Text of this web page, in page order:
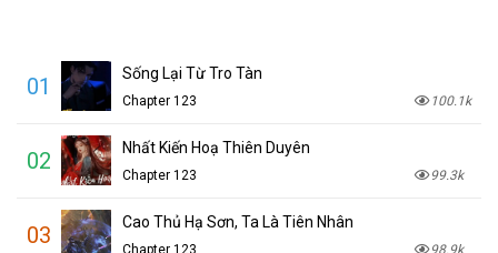
01 Sống Lại Từ Tro Tàn
Chapter 123 100.1k
02 Nhất Kiến Hoạ Thiên Duyên
Chapter 123 99.3k
03 Cao Thủ Hạ Sơn, Ta Là Tiên Nhân
Chapter 123 98.9k